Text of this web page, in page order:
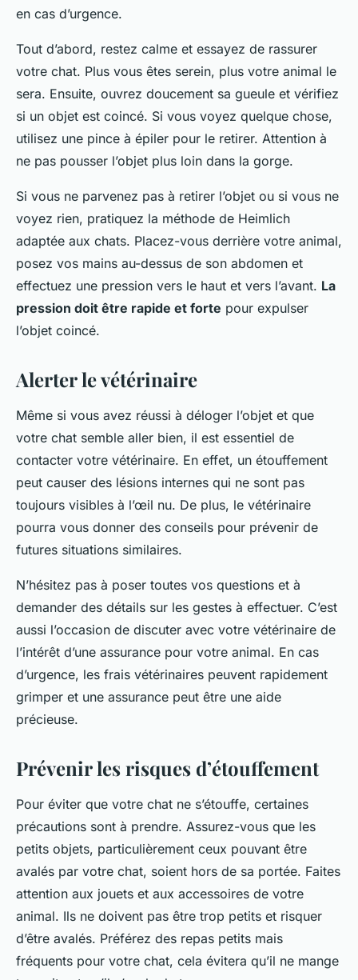
en cas d’urgence.
Tout d’abord, restez calme et essayez de rassurer
votre chat. Plus vous êtes serein, plus votre animal le
sera. Ensuite, ouvrez doucement sa gueule et vérifiez
si un objet est coincé. Si vous voyez quelque chose,
utilisez une pince à épiler pour le retirer. Attention à
ne pas pousser l’objet plus loin dans la gorge.
Si vous ne parvenez pas à retirer l’objet ou si vous ne
voyez rien, pratiquez la méthode de Heimlich
adaptée aux chats. Placez-vous derrière votre animal,
posez vos mains au-dessus de son abdomen et
effectuez une pression vers le haut et vers l’avant. La
pression doit être rapide et forte pour expulser
l’objet coincé.
Alerter le vétérinaire
Même si vous avez réussi à déloger l’objet et que
votre chat semble aller bien, il est essentiel de
contacter votre vétérinaire. En effet, un étouffement
peut causer des lésions internes qui ne sont pas
toujours visibles à l’œil nu. De plus, le vétérinaire
pourra vous donner des conseils pour prévenir de
futures situations similaires.
N’hésitez pas à poser toutes vos questions et à
demander des détails sur les gestes à effectuer. C’est
aussi l’occasion de discuter avec votre vétérinaire de
l’intérêt d’une assurance pour votre animal. En cas
d’urgence, les frais vétérinaires peuvent rapidement
grimper et une assurance peut être une aide
précieuse.
Prévenir les risques d’étouffement
Pour éviter que votre chat ne s’étouffe, certaines
précautions sont à prendre. Assurez-vous que les
petits objets, particulièrement ceux pouvant être
avalés par votre chat, soient hors de sa portée. Faites
attention aux jouets et aux accessoires de votre
animal. Ils ne doivent pas être trop petits et risquer
d’être avalés. Préférez des repas petits mais
fréquents pour votre chat, cela évitera qu’il ne mange